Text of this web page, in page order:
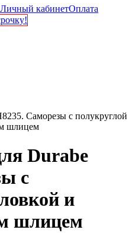
Личный кабинетОплата
Саморезы с полукруглой
шлицем
Durabe
с
и
шлицем